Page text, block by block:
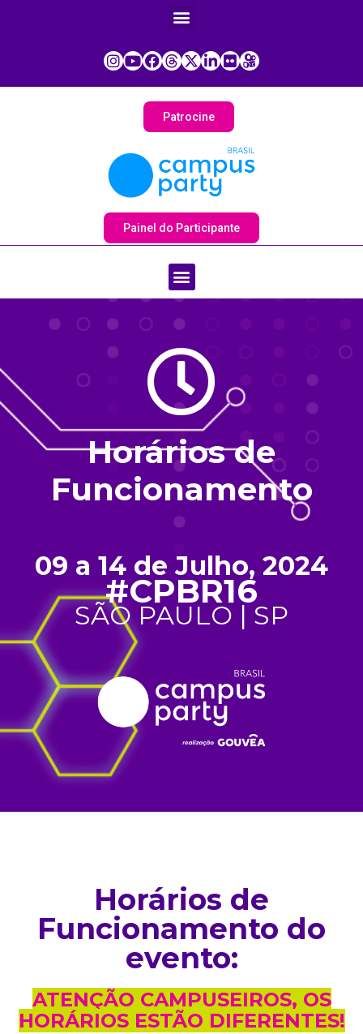
Patrocine
Painel do Participante
Horários de
Funcionamento
09 a 14 de Julho, 2024
#CPBR16
SÃO PAULO | SP
Horários de
Funcionamento do
evento:
ATENÇÃO CAMPUSEIROS, OS
HORÁRIOS ESTÃO DIFERENTES!